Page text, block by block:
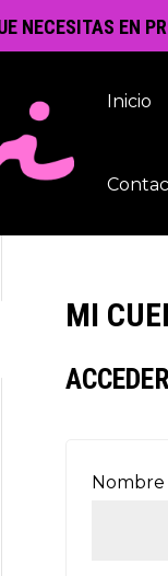
NECESITAS EN
Inicio
MI
ACCEDER